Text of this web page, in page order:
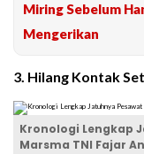
Miring Sebelum
Mengerikan
3. Hilang Kontak
Kronologi Lengkap
Marsma TNI Fajar